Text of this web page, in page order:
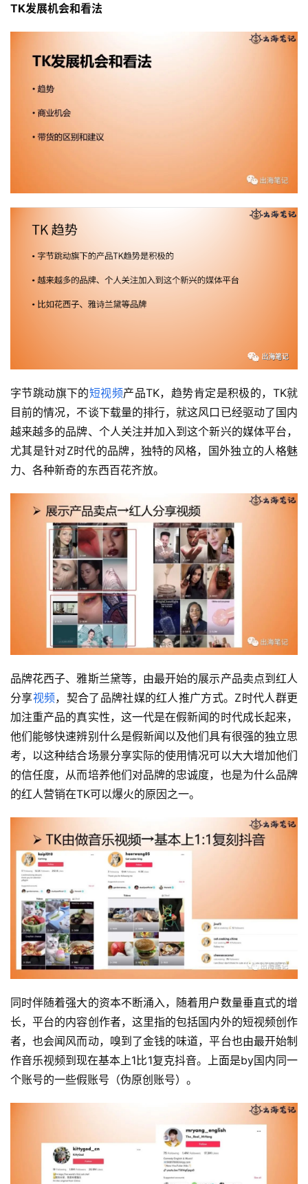
TK发展机会和看法
字节跳动旗下的短视频产品TK，趋势肯定是积极的，TK就
目前的情况，不谈下载量的排行，就这风口已经驱动了国内
越来越多的品牌、个人关注并加入到这个新兴的媒体平台，
尤其是针对Z时代的品牌，独特的风格，国外独立的人格魅
力、各种新奇的东西百花齐放。
品牌花西子、雅斯兰黛等，由最开始的展示产品卖点到红人
分享视频，契合了品牌社媒的红人推广方式。Z时代人群更
加注重产品的真实性，这一代是在假新闻的时代成长起来，
他们能够快速辨别什么是假新闻以及他们具有很强的独立思
考，以这种结合场景分享实际的使用情况可以大大增加他们
的信任度，从而培养他们对品牌的忠诚度，也是为什么品牌
的红人营销在TK可以爆火的原因之一。
同时伴随着强大的资本不断涌入，随着用户数量垂直式的增
长，平台的内容创作者，这里指的包括国内外的短视频创作
者，也会闻风而动，嗅到了金钱的味道，平台也由最开始制
作音乐视频到现在基本上1比1复克抖音。上面是by国内同一
个账号的一些假账号（伪原创账号）。